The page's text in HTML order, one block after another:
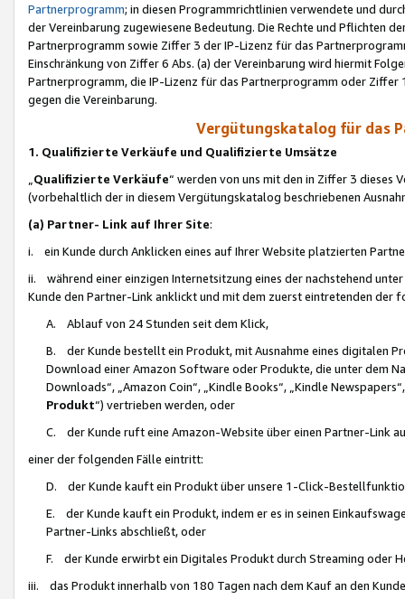
Partnerprogramm; in diesen Programmrichtlinien verwendete und
der Vereinbarung zugewiesene Bedeutung. Die Rechte und Pflichten
Partnerprogramm sowie Ziffer 3 der IP-Lizenz für das
Einschränkung von Ziffer 6 Abs. (a) der Vereinbarung wird hiermit
Partnerprogramm, die IP-Lizenz für das Partnerprogramm oder
gegen die Vereinbarung.
Vergütungskatalog für das
1. Qualifizierte Verkäufe und Qualifizierte Umsätze
Qualifizierte Verkäufe“ werden von uns mit den in Ziffer 3
(vorbehaltlich der in diesem Vergütungskatalog beschriebenen
(a) Partner- Link auf Ihrer Site:
i. ein Kunde durch Anklicken eines auf Ihrer Website platzierten
ii. während einer einzigen Internetsitzung eines der nachstehend
Kunde den Partner-Link anklickt und mit dem zuerst eintretenden der
A. Ablauf von 24 Stunden seit dem Klick,
B. der Kunde bestellt ein Produkt, mit Ausnahme eines digitalen
Download einer Amazon Software oder Produkte, die unter dem
Downloads“, „Amazon Coin“, „Kindle Books“, „Kindle
Produkt“) vertrieben werden, oder
C. der Kunde ruft eine Amazon-Website über einen Partner-Link
einer der folgenden Fälle eintritt:
D. der Kunde kauft ein Produkt über unsere 1-Click-
E. der Kunde kauft ein Produkt, indem er es in seinen
Partner-Links abschließt, oder
F. der Kunde erwirbt ein Digitales Produkt durch Streaming oder
iii. das Produkt innerhalb von 180 Tagen nach dem Kauf an den